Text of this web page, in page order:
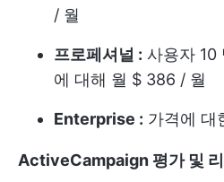
/ 월
프로페셔널 : 사용자 10
에 대해 월 $ 386 / 월
Enterprise : 가격에 대
ActiveCampaign 평가 및